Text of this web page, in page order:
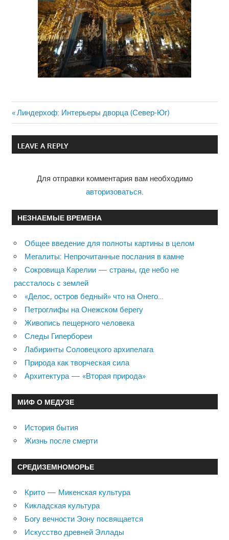
Навигация
по
Previous
Post:
Линдерхоф: Интерьеры дворца (Север-Юг)
LEAVE A REPLY
Для отправки комментария вам необходимо
авторизоваться
НЕЗНАЕМЫЕ ВРЕМЕНА
Общее введение для полноты картины в целом
Мегалиты: Непрочитанные послания в камне
Сокровища Карелии — страны, где небо не
рассталось с землей
«Делос, остров бедный» что на Онего…
Петроглифы на Онежском берегу
Живопись пещерного человека
Следы Гипербореи
Лабиринты Соловецкого архипелага
Природа как творческая сила
Архитектура — «Вторая природа»
МИФ О МЕДУЗЕ
История бытия
Жизнь после смерти
СРЕДИЗЕМНОМОРЬЕ
Крито — Микенская культура
Кикладская культура
Богу вечности Эону посвящается
Искусство древней Эллады